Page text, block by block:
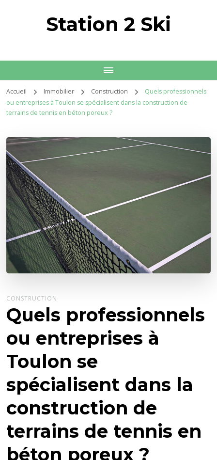
Station 2 Ski
Accueil Immobilier Construction
Quels professionnels
ou entreprises à Toulon se spécialisent dans la construction de
terrains de tennis en béton poreux ?
CONSTRUCTION
Quels professionnels
ou entreprises à
Toulon se
spécialisent dans la
construction de
terrains de tennis en
béton poreux ?